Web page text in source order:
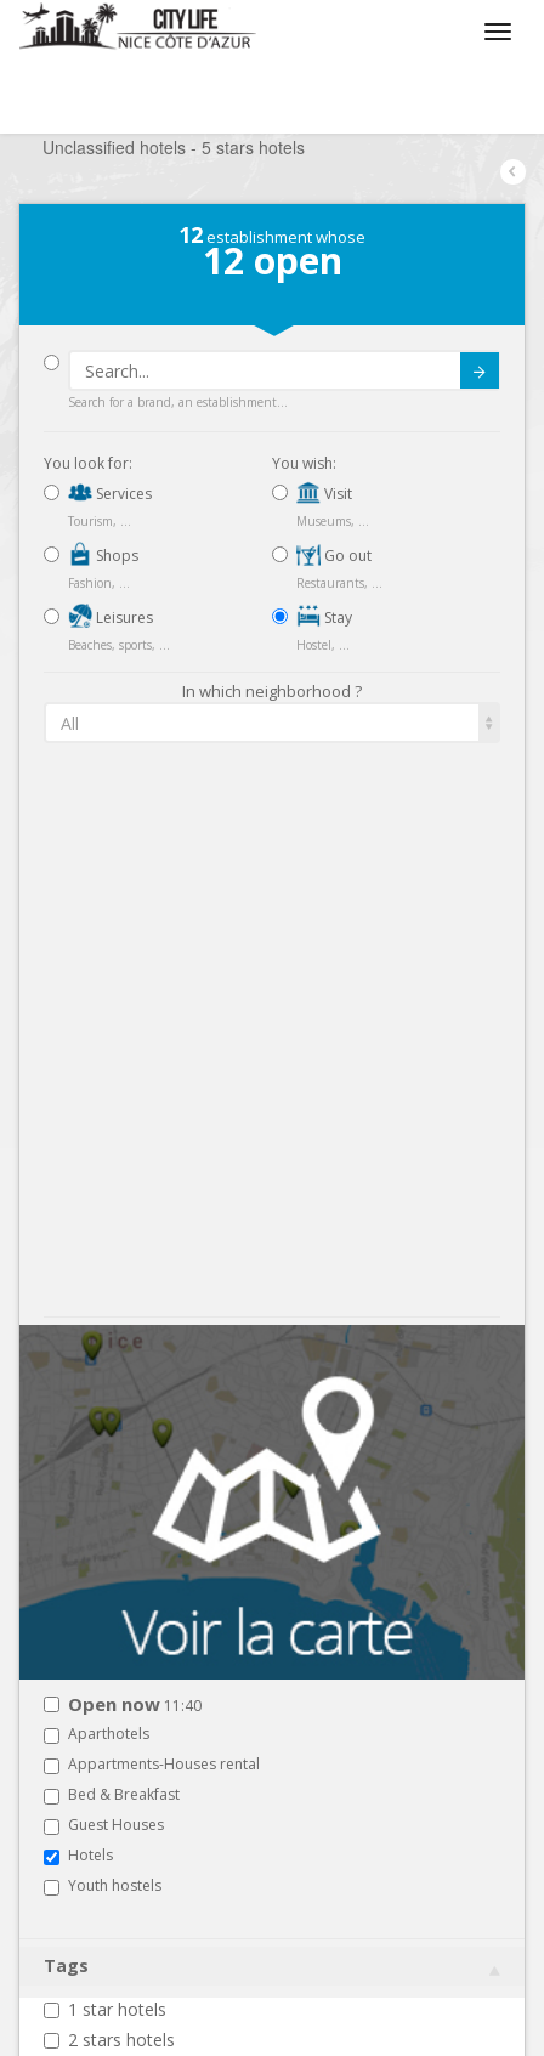
Unclassified hotels - 5 stars hotels
12establishment whose
12 open
Search for a brand, an establishment...
You look for:
Services
Tourism, ...
Shops
Fashion, ...
Leisures
Beaches, sports, ...
You wish:
Visit
Museums, ...
Go out
Restaurants, ...
Stay
Hostel, ...
In which neighborhood ?
All
Open now 11:40
Aparthotels
Appartments-Houses rental
Bed & Breakfast
Guest Houses
Hotels
Youth hostels
Tags
1 star hotels
2 stars hotels